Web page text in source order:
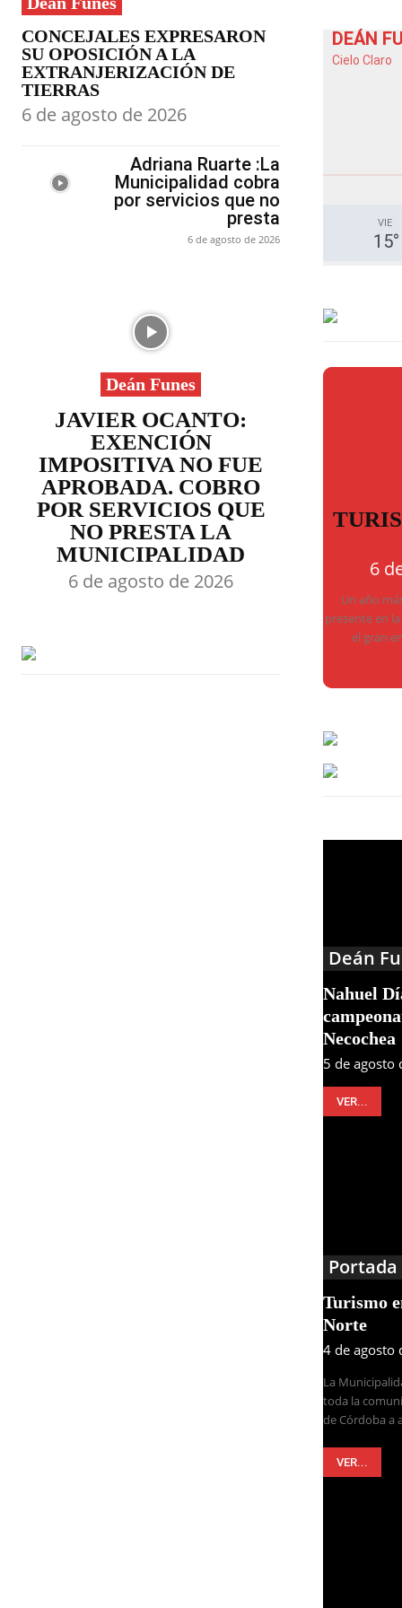
CONCEJALES EXPRESARON
SU OPOSICIÓN A LA
EXTRANJERIZACIÓN DE
TIERRAS
6 de agosto de 2026
Adriana Ruarte :La
Municipalidad cobra
por servicios que no
presta
6 de agosto de 2026
Deán Funes
JAVIER OCANTO:
EXENCIÓN
IMPOSITIVA NO FUE
APROBADA. COBRO
POR SERVICIOS QUE
NO PRESTA LA
MUNICIPALIDAD
6 de agosto de 2026
DEÁN
Cielo Claro
VIE
15°
6
Un año
presente en
el gran
Deán
Nahuel
Necochea
5 de agosto
VER...
Portada
Turismo
Norte
4 de agosto
La
toda la
de Córdoba a
VER...